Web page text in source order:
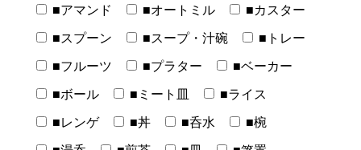
■アマンド ■オートミル ■カスター
■スプーン ■スープ・汁碗 ■トレー
■フルーツ ■プラター ■ベーカー
■ボール ■ミート皿 ■ライス
■レンゲ ■丼 ■呑水 ■椀